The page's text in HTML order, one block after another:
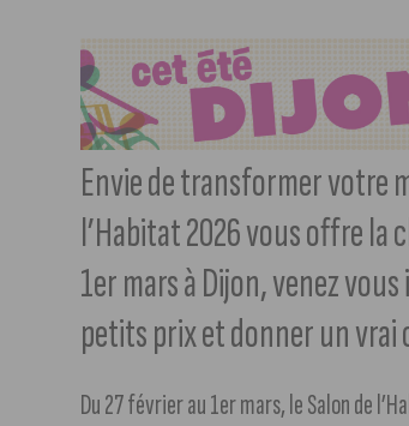
Envie de transformer votre
l’Habitat 2026 vous offre la
1er mars à Dijon, venez
petits prix et donner un vrai
Du 27 février au 1er mars, le Salon de